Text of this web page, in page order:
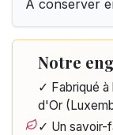
A conserver
Notre
✓ Fabriqué à
d'Or
✓ Un savoir-